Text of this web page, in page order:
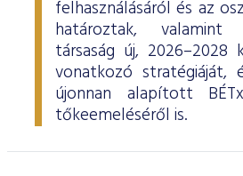
felhasználásáról és az
határoztak, valamint
társaság új, 2026–2028
vonatkozó
újonnan alapított
tőkeemeléséről is.